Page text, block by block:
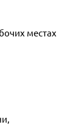
местах